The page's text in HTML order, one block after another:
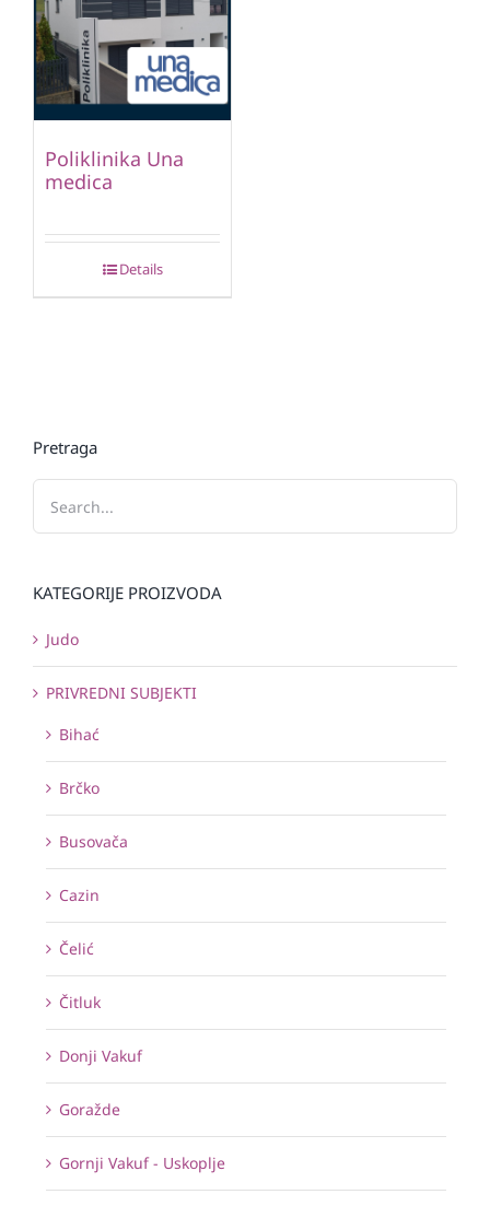
Poliklinika Una
medica
Details
Pretraga
KATEGORIJE PROIZVODA
Judo
PRIVREDNI SUBJEKTI
Bihać
Brčko
Busovača
Cazin
Čelić
Čitluk
Donji Vakuf
Goražde
Gornji Vakuf - Uskoplje